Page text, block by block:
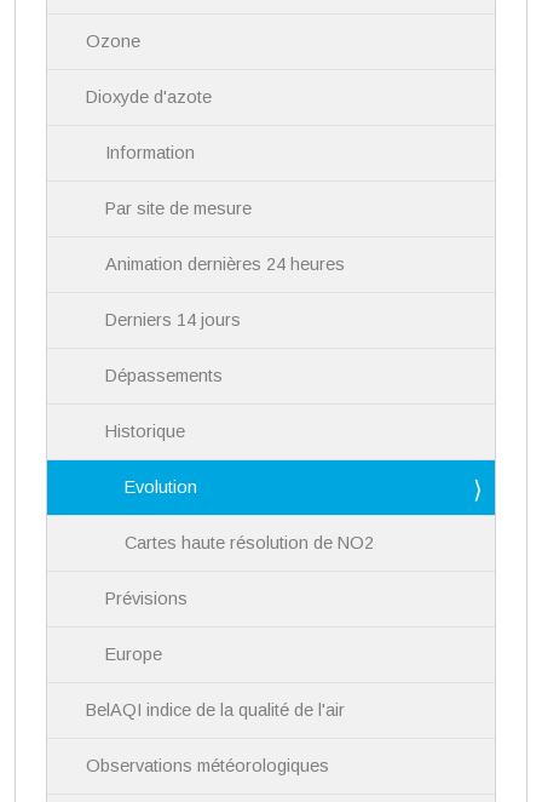
Ozone
Dioxyde d'azote
Information
Par site de mesure
Animation dernières 24 heures
Derniers 14 jours
Dépassements
Historique
Evolution
Cartes haute résolution de NO2
Prévisions
Europe
BelAQI indice de la qualité de l'air
Observations météorologiques